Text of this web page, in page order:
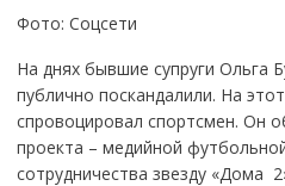
Фото: Соцсети
На днях бывшие супруги Ольга
публично поскандалили. На
спровоцировал спортсмен. Он
проекта – медийной
сотрудничества звезду «Дома 